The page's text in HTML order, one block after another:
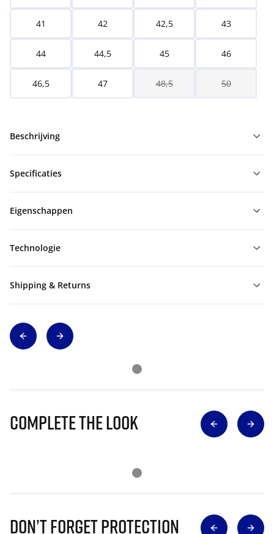
41 42 42,5 43
44 44,5 45 46
46,5 47 48,5 50
Beschrijving
Specificaties
Eigenschappen
Technologie
Shipping & Returns
Complete The Look
Don’t Forget Protection